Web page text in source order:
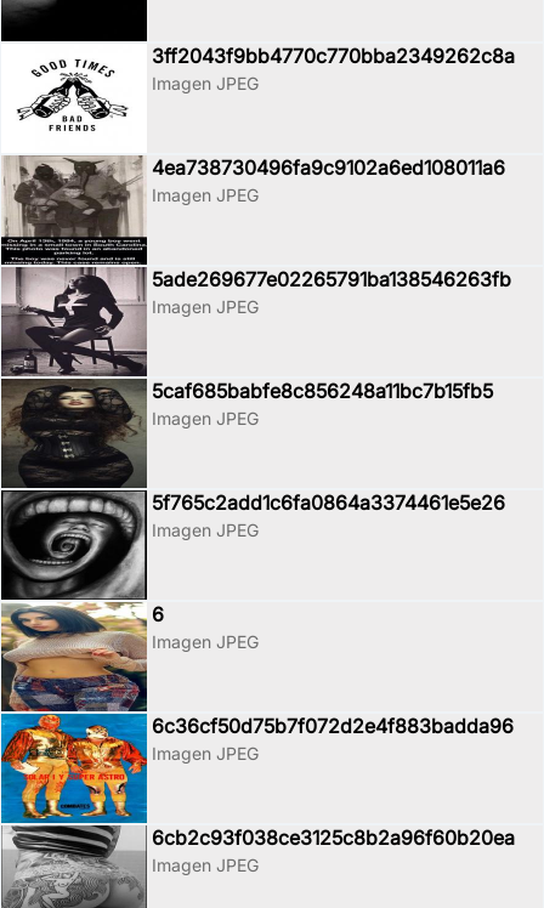
3ff2043f9bb4770c770bba2349262c8a
Imagen JPEG
4ea738730496fa9c9102a6ed108011a6
Imagen JPEG
5ade269677e02265791ba138546263fb
Imagen JPEG
5caf685babfe8c856248a11bc7b15fb5
Imagen JPEG
5f765c2add1c6fa0864a3374461e5e26
Imagen JPEG
6
Imagen JPEG
6c36cf50d75b7f072d2e4f883badda96
Imagen JPEG
6cb2c93f038ce3125c8b2a96f60b20ea
Imagen JPEG